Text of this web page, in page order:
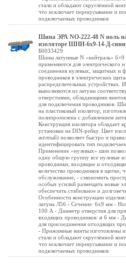
стали и обладают скруглённой
что исключает перекусывание и
подключаемых проводников
Шина ЭРА NO-222-48 N ноль
изоляторе ШНИ-6х9-14-Д-
Б0033429
Шины латунные N «нейтраль» 6×9
применяются для электрического
соединения нулевых, защитных и
проводников в электрических
распределительных устройствах.
выполняются из латуни
отверстиями, обладающими
для подключения проводников.
на пластиковый изолятор,
полипропилена с добавлением
Конструкция изолятора обладает
установки на DIN-рейку. Цвет
жёлтый) позволяет быстро и
идентифицировать тип
Применение «нулевых» шин
одну общую группу все нулевые
проводники, входящие и
количество проводников в щитке,
обслуживание, - сэкономить
особых усилий размещать новые
обеспечить стабильное и
Особенности конструкции
латунь Л56 - Сечение: 6х9 мм -
100 А - Диаметр отверстия для
входящих проводников: ø 6 мм -
для присоединения отходящих
- Прижимные винты изготовлены
стали и обладают скруглённой
что исключает перекусывание и
подключаемых проводников